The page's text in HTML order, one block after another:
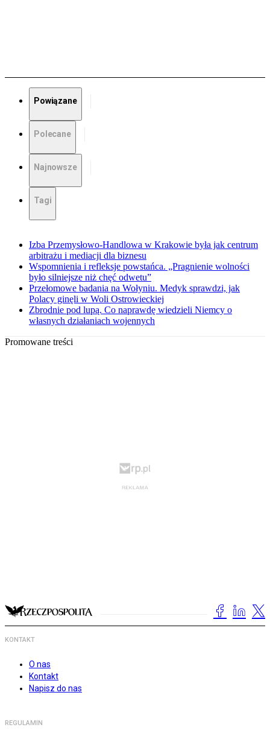
Powiązane
Polecane
Najnowsze
Tagi
Izba Przemysłowo-Handlowa w Krakowie była jak centrum
arbitrażu i mediacji dla biznesu
Wspomnienia i refleksje powstańca. „Pragnienie wolności
było silniejsze niż chęć odwetu”
Przełomowe badania na Wołyniu. Medyk sprawdzi, jak
Polacy ginęli w Woli Ostrowieckiej
Zbrodnie pod lupą. Co naprawdę wiedzieli Niemcy o
własnych działaniach wojennych
Promowane treści
KONTAKT
O nas
Kontakt
Napisz do nas
REGULAMIN